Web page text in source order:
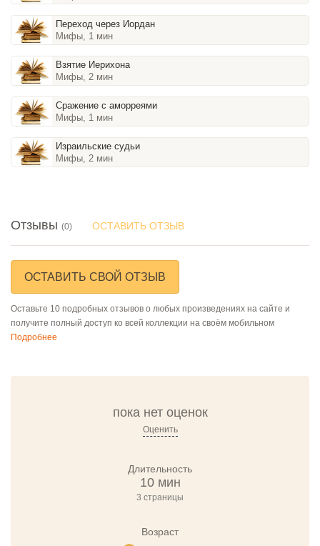
Переход через Иордан
Мифы, 1 мин
Взятие Иерихона
Мифы, 2 мин
Сражение с аморреями
Мифы, 1 мин
Израильские судьи
Мифы, 2 мин
Отзывы (0) ОСТАВИТЬ ОТЗЫВ
ОСТАВИТЬ СВОЙ ОТЗЫВ
Оставьте 10 подробных отзывов о любых произведениях на сайте и
получите полный доступ ко всей коллекции на своём мобильном
Подробнее
пока нет оценок
Оценить
Длительность
10 мин
3 страницы
Возраст